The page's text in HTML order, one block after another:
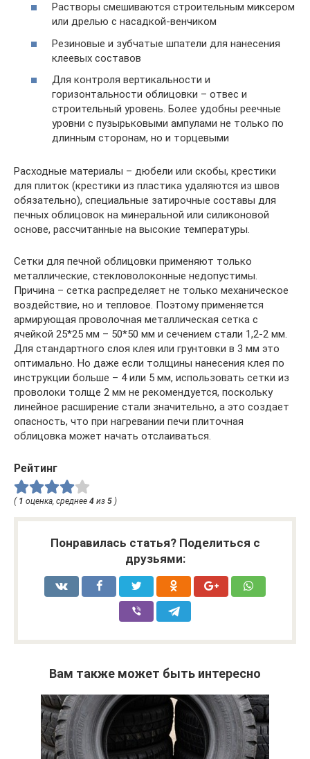
Растворы смешиваются строительным миксером
или дрелью с насадкой-венчиком
Резиновые и зубчатые шпатели для нанесения
клеевых составов
Для контроля вертикальности и
горизонтальности облицовки – отвес и
строительный уровень. Более удобны реечные
уровни с пузырьковыми ампулами не только по
длинным сторонам, но и торцевыми
Расходные материалы – дюбели или скобы, крестики
для плиток (крестики из пластика удаляются из швов
обязательно), специальные затирочные составы для
печных облицовок на минеральной или силиконовой
основе, рассчитанные на высокие температуры.
Сетки для печной облицовки применяют только
металлические, стекловолоконные недопустимы.
Причина – сетка распределяет не только механическое
воздействие, но и тепловое. Поэтому применяется
армирующая проволочная металлическая сетка с
ячейкой 25*25 мм – 50*50 мм и сечением стали 1,2-2 мм.
Для стандартного слоя клея или грунтовки в 3 мм это
оптимально. Но даже если толщины нанесения клея по
инструкции больше – 4 или 5 мм, использовать сетки из
проволоки толще 2 мм не рекомендуется, поскольку
линейное расширение стали значительно, а это создает
опасность, что при нагревании печи плиточная
облицовка может начать отслаиваться.
Рейтинг
( 1 оценка, среднее 4 из 5 )
Понравилась статья? Поделиться с
друзьями:
Вам также может быть интересно